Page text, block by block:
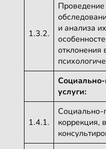
1.3.2.
Проведение
и анализа
отклонения
Социально-
услуги:
1.4.1.
Социально-
коррекция,